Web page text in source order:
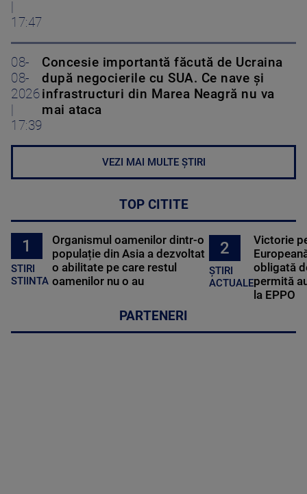
17:47
08-
08-
2026
17:39
Concesie importantă făcută de Ucraina
după negocierile cu SUA. Ce nave şi
infrastructuri din Marea Neagră nu va
mai ataca
VEZI MAI MULTE ȘTIRI
TOP CITITE
1
STIRI
STIINTA
Organismul oamenilor dintr-o
populație din Asia a dezvoltat
o abilitate pe care restul
oamenilor nu o au
2
ȘTIRI
ACTUALE
Victorie
obligată
permită
la EPPO
PARTENERI